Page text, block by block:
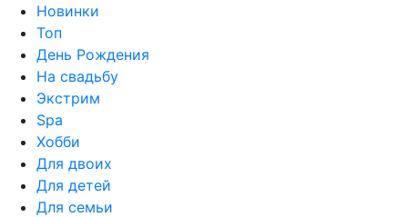
Новинки
Топ
День Рождения
На свадьбу
Экстрим
Spa
Хобби
Для двоих
Для детей
Для семьи